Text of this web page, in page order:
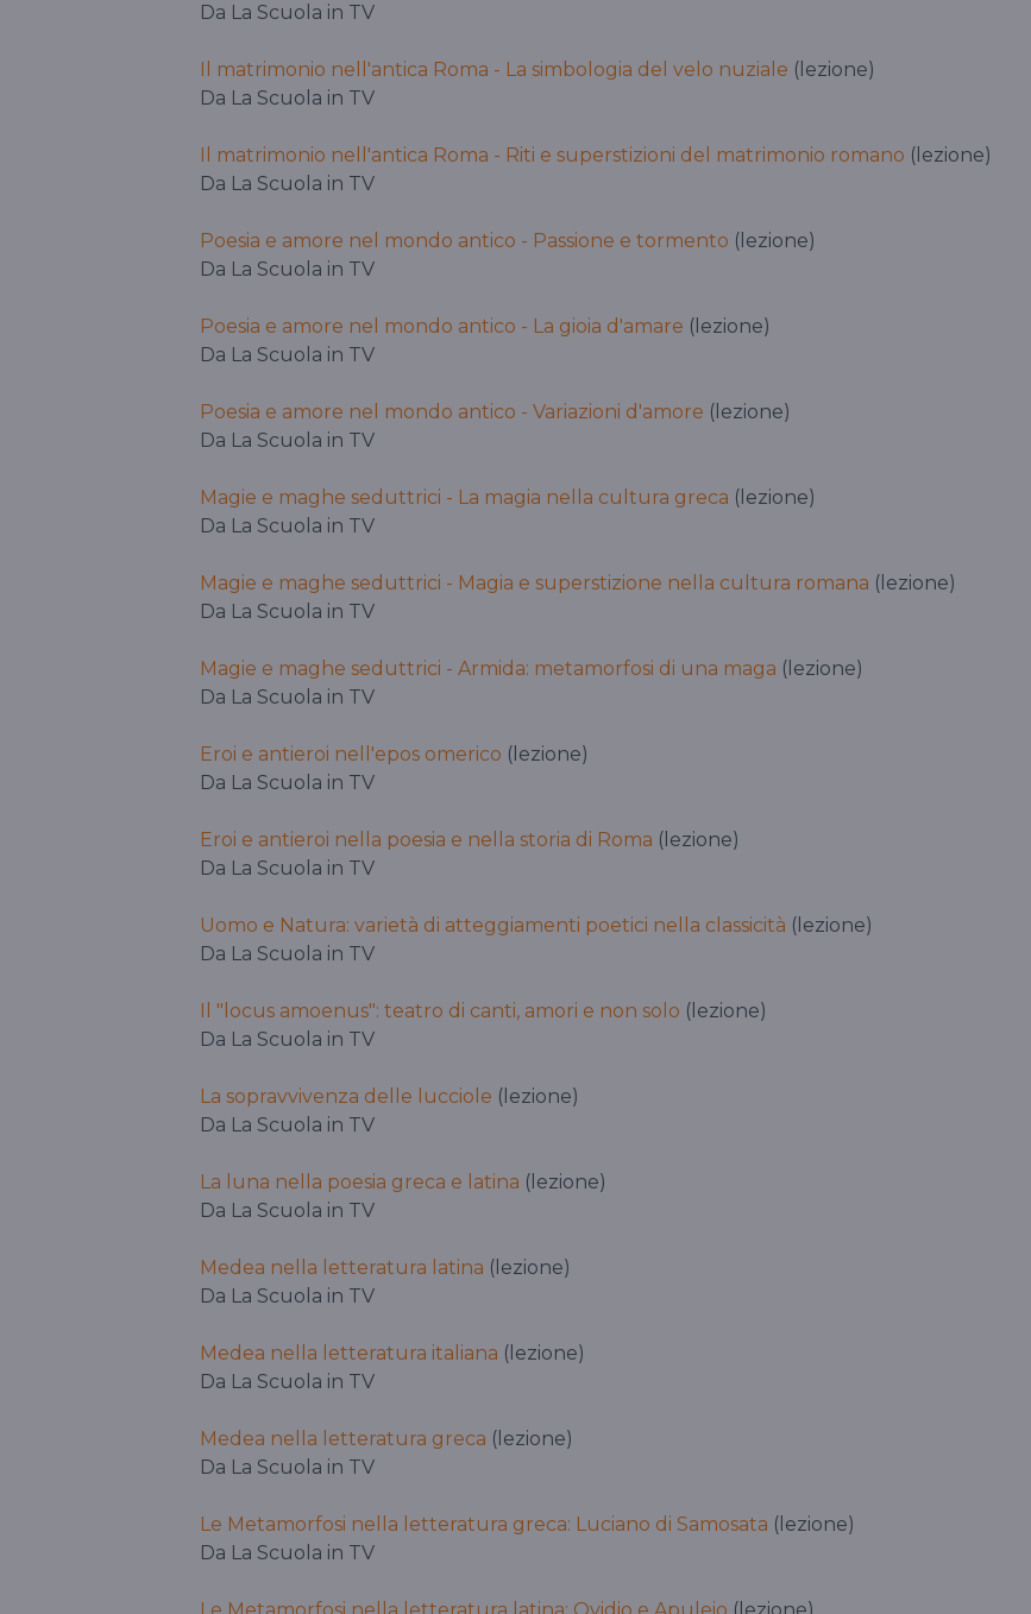
Da La Scuola in TV
Il matrimonio nell'antica Roma - La simbologia del velo nuziale (lezione)
Da La Scuola in TV
Il matrimonio nell'antica Roma - Riti e superstizioni del matrimonio romano (lezione)
Da La Scuola in TV
Poesia e amore nel mondo antico - Passione e tormento (lezione)
Da La Scuola in TV
Poesia e amore nel mondo antico - La gioia d'amare (lezione)
Da La Scuola in TV
Poesia e amore nel mondo antico - Variazioni d'amore (lezione)
Da La Scuola in TV
Magie e maghe seduttrici - La magia nella cultura greca (lezione)
Da La Scuola in TV
Magie e maghe seduttrici - Magia e superstizione nella cultura romana (lezione)
Da La Scuola in TV
Magie e maghe seduttrici - Armida: metamorfosi di una maga (lezione)
Da La Scuola in TV
Eroi e antieroi nell'epos omerico (lezione)
Da La Scuola in TV
Eroi e antieroi nella poesia e nella storia di Roma (lezione)
Da La Scuola in TV
Uomo e Natura: varietà di atteggiamenti poetici nella classicità (lezione)
Da La Scuola in TV
Il "locus amoenus": teatro di canti, amori e non solo (lezione)
Da La Scuola in TV
La sopravvivenza delle lucciole (lezione)
Da La Scuola in TV
La luna nella poesia greca e latina (lezione)
Da La Scuola in TV
Medea nella letteratura latina (lezione)
Da La Scuola in TV
Medea nella letteratura italiana (lezione)
Da La Scuola in TV
Medea nella letteratura greca (lezione)
Da La Scuola in TV
Le Metamorfosi nella letteratura greca: Luciano di Samosata (lezione)
Da La Scuola in TV